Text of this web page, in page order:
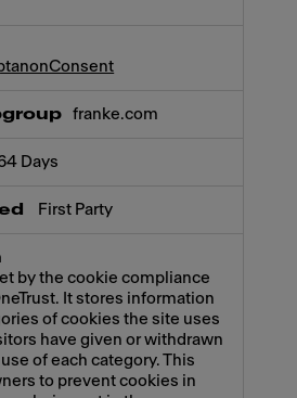
franke.com
Days
First Party
by the cookie compliance
It stores information
of cookies the site uses
have given or withdrawn
of each category. This
to prevent cookies in